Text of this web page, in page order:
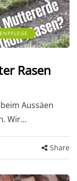
Rasen
Aussäen
Wir…
Share